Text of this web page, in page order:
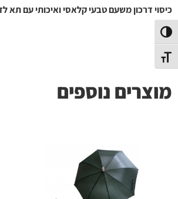
הפעל/כבה ניגודיות גבוהה
מתג גודל גופן
כיסוי דרכון משעם טבעי קלאסי ואיכותי עם תא
מוצרים נוספים